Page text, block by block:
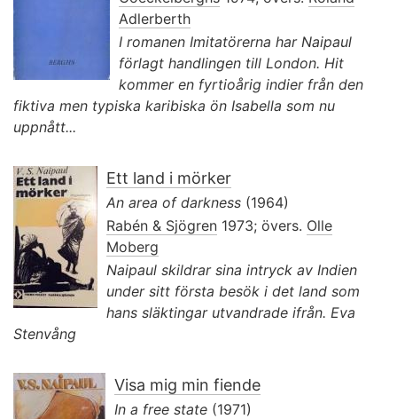
Adlerberth
I romanen Imitatörerna har Naipaul
förlagt handlingen till London. Hit
kommer en fyrtioårig indier från den
fiktiva men typiska karibiska ön Isabella som nu
uppnått...
Ett land i mörker
An area of darkness (1964)
Rabén & Sjögren 1973; övers. Olle
Moberg
Naipaul skildrar sina intryck av Indien
under sitt första besök i det land som
hans släktingar utvandrade ifrån. Eva
Stenvång
Visa mig min fiende
In a free state (1971)